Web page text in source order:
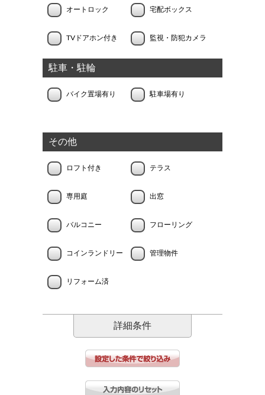
オートロック 宅配ボックス
TVドアホン付き 監視・防犯カメラ
駐車・駐輪
バイク置場有り 駐車場有り
その他
ロフト付き テラス
専用庭 出窓
バルコニー フローリング
コインランドリー 管理物件
リフォーム済